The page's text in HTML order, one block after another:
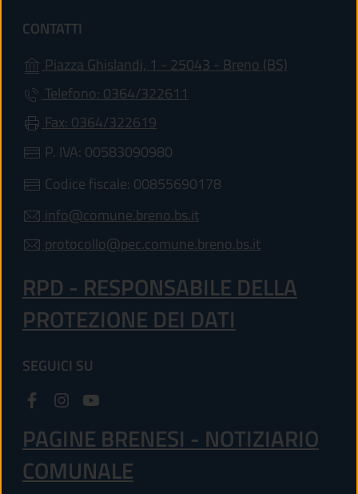
CONTATTI
Piazza Ghislandi, 1 - 25043 - Breno (BS)
Telefono: 0364/322611
Fax: 0364/322619
P. IVA: 00583090980
Codice fiscale: 00855690178
info@comune.breno.bs.it
protocollo@pec.comune.breno.bs.it
RPD - RESPONSABILE DELLA
PROTEZIONE DEI DATI
SEGUICI SU
PAGINE BRENESI - NOTIZIARIO
COMUNALE